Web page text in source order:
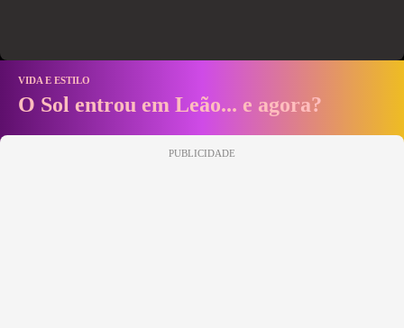
VIDA E ESTILO
O Sol entrou em Leão... e agora?
PUBLICIDADE